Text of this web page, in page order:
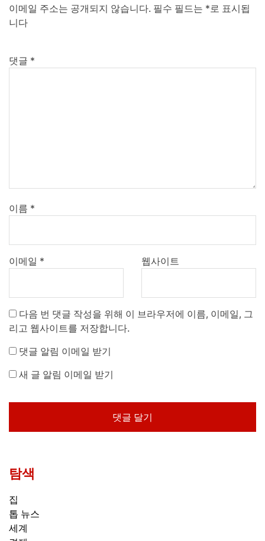
이메일 주소는 공개되지 않습니다. 필수 필드는 *로 표시됩
니다
댓글 *
이름 *
이메일 * 웹사이트
다음 번 댓글 작성을 위해 이 브라우저에 이름, 이메일, 그
리고 웹사이트를 저장합니다.
댓글 알림 이메일 받기
새 글 알림 이메일 받기
탐색
집
톱 뉴스
세계